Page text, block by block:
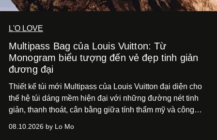
L'O LOVE
Multipass Bag của Louis Vuitton: Từ
Monogram biểu tượng đến vẻ đẹp tinh giản
đương đại
Thiết kế túi mới Multipass của Louis Vuitton đại diện cho
thế hệ túi dáng mềm hiện đại với những đường nét tinh
giản, thanh thoát, cân bằng giữa tính thẩm mỹ và công
08.10.2026 by Lo Mo